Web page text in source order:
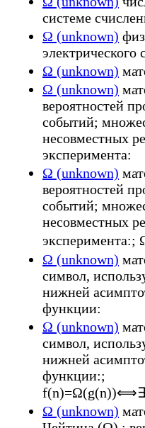
системе
Ω (unknown)
электрического
Ω (unknown)
Ω (unknown)
вероятностей
событий;
несовместных
эксперимента:
Ω (unknown)
вероятностей
событий;
несовместных
Ω (unknown)
символ,
нижней
функции:
Ω (unknown)
символ,
нижней
функции:;
Ω (unknown)